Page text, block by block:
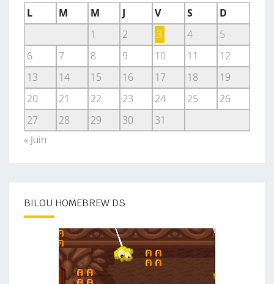
L
M M J V S
D
1
2 3 4
5
6
7 8 9 10 11
12
13
14 15 16 17 18
19
20
21 22 23 24 25
26
27
28 29 30
31
« Juin
BILOU HOMEBREW DS